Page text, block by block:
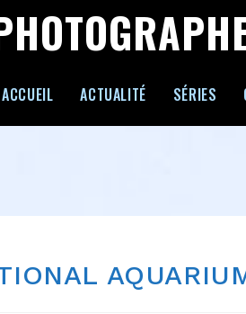
ACCUEIL ACTUALITÉ SÉRIES